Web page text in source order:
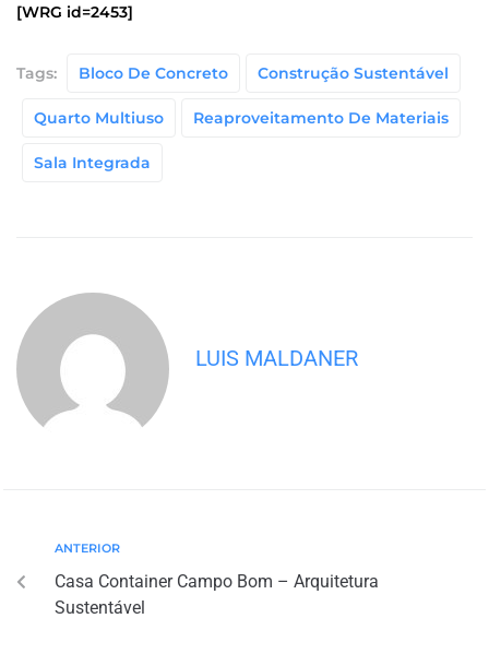
[WRG id=2453]
Tags: Bloco De Concreto Construção Sustentável
Quarto Multiuso Reaproveitamento De Materiais
Sala Integrada
LUIS MALDANER
ANTERIOR
Casa Container Campo Bom – Arquitetura
Sustentável